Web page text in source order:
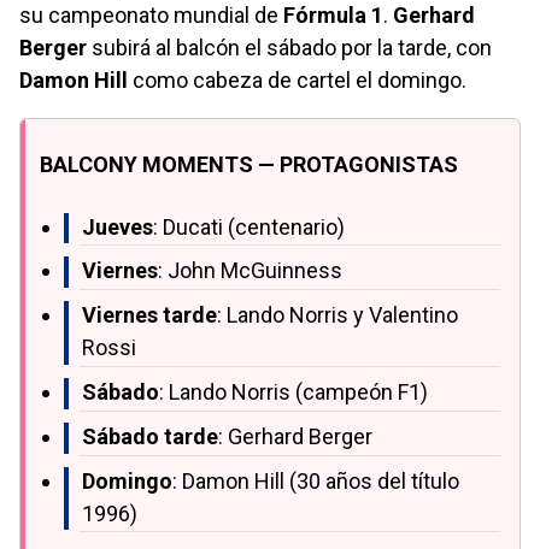
su campeonato mundial de Fórmula 1. Gerhard
Berger subirá al balcón el sábado por la tarde, con
Damon Hill como cabeza de cartel el domingo.
BALCONY MOMENTS — PROTAGONISTAS
Jueves: Ducati (centenario)
Viernes: John McGuinness
Viernes tarde: Lando Norris y Valentino
Rossi
Sábado: Lando Norris (campeón F1)
Sábado tarde: Gerhard Berger
Domingo: Damon Hill (30 años del título
1996)